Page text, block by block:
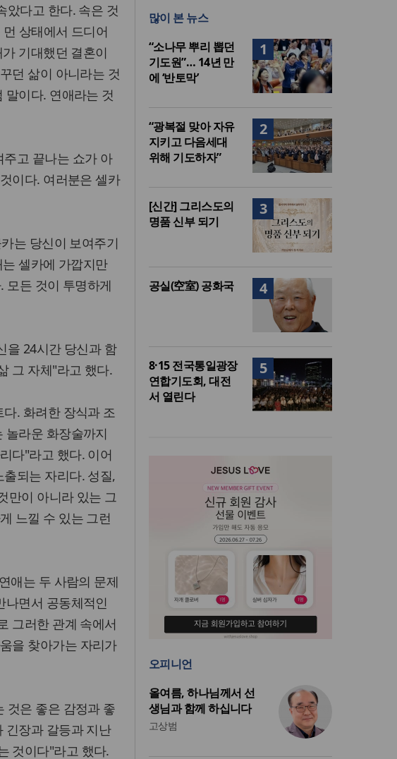
았다고 한다. 속은 것
상태에서 드디어
기대했던 결혼이
던 삶이 아니라는 것
이다. 연애라는 것
고 끝나는 쇼가 아
이다. 여러분은 셀카
는 당신이 보여주기
셀카에 가깝지만
모든 것이 투명하게
을 24시간 당신과 함
그 자체"라고 했다.
. 화려한 장식과 조
놀라운 화장술까지
다"라고 했다. 이어
되는 자리다. 성질,
만이 아니라 있는 그
느낄 수 있는 그런
애는 두 사람의 문제
나면서 공동체적인
그러한 관계 속에서
을 찾아가는 자리가
것은 좋은 감정과 좋
긴장과 갈등과 지난
것이다"라고 했다.
시장 담은 로컬 매거진 ‘포항집’
“광복절 맞아 자유 지키고 다음
세대 위해 기도하자”
많이 본 뉴스
1
“소나무 뿌리 뽑던
기도원”… 14년 만
에 ‘반토막’
2
“광복절 맞아 자유
지키고 다음세대
위해 기도하자”
3
[신간] 그리스도의
명품 신부 되기
4
공실(空室) 공화국
5
8·15 전국통일광장
연합기도회, 대전
서 열린다
오피니언
올여름, 하나님께서 선
생님과 함께 하십니다
고상범